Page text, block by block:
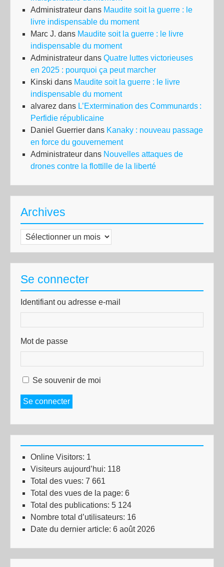
Administrateur dans Maudite soit la guerre : le
livre indispensable du moment
Marc J. dans Maudite soit la guerre : le livre
indispensable du moment
Administrateur dans Quatre luttes victorieuses
en 2025 : pourquoi ça peut marcher
Kinski dans Maudite soit la guerre : le livre
indispensable du moment
alvarez dans L’Extermination des Communards :
Perfidie républicaine
Daniel Guerrier dans Kanaky : nouveau passage
en force du gouvernement
Administrateur dans Nouvelles attaques de
drones contre la flottille de la liberté
Archives
Archives
Se connecter
Identifiant ou adresse e-mail
Mot de passe
Se souvenir de moi
Se connecter
Online Visitors: 1
Visiteurs aujourd’hui: 118
Total des vues: 7 661
Total des vues de la page: 6
Total des publications: 5 124
Nombre total d’utilisateurs: 16
Date du dernier article: 6 août 2026